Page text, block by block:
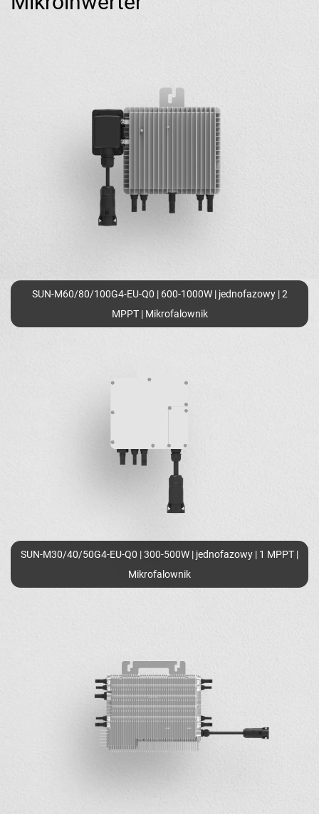
SUN-M60/80/100G4-EU-Q0 | 600-1000W | jednofazowy | 2
MPPT | Mikrofalownik
SUN-M30/40/50G4-EU-Q0 | 300-500W | jednofazowy | 1 MPPT |
Mikrofalownik